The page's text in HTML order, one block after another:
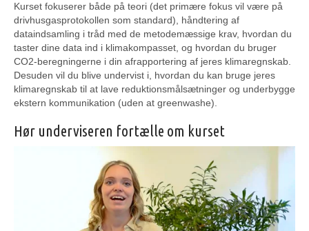
Kurset fokuserer både på teori (det primære fokus vil være på
drivhusgasprotokollen som standard), håndtering af
dataindsamling i tråd med de metodemæssige krav, hvordan du
taster dine data ind i klimakompasset, og hvordan du bruger
CO2-beregningerne i din afrapportering af jeres klimaregnskab.
Desuden vil du blive undervist i, hvordan du kan bruge jeres
klimaregnskab til at lave reduktionsmålsætninger og underbygge
ekstern kommunikation (uden at greenwashe).
Hør underviseren fortælle om kurset